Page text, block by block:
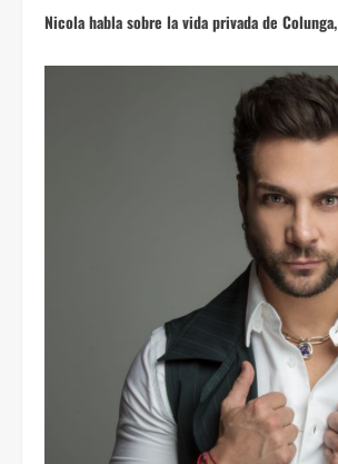
Nicola habla sobre la vida privada de